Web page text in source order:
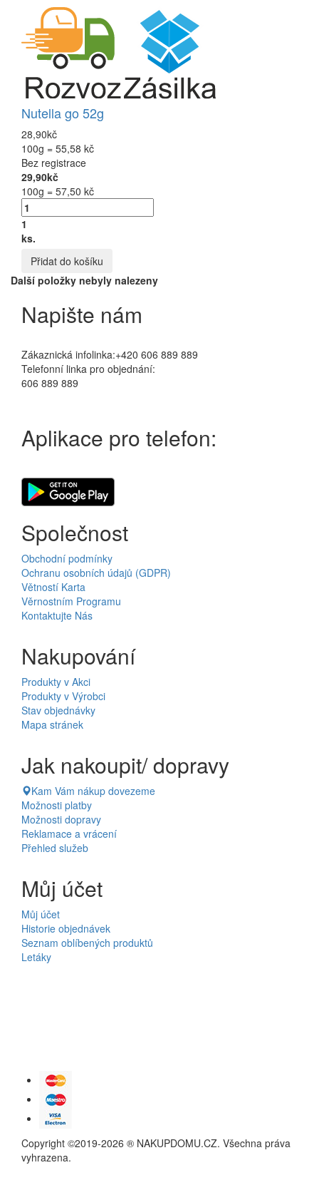
Nutella go 52g
28,90kč
100g = 55,58 kč
Bez registrace
29,90kč
100g = 57,50 kč
1
ks.
Přidat do košíku
Další položky nebyly nalezeny
Napište nám
Zákaznická infolinka:+420 606 889 889
Telefonní linka pro objednání:
606 889 889
Aplikace pro telefon:
Společnost
Obchodní podmínky
Ochranu osobních údajů (GDPR)
Větností Karta
Věrnostním Programu
Kontaktujte Nás
Nakupování
Produkty v Akci
Produkty v Výrobci
Stav objednávky
Mapa stránek
Jak nakoupit/ dopravy
Kam Vám nákup dovezeme
Možnosti platby
Možnosti dopravy
Reklamace a vrácení
Přehled služeb
Můj účet
Můj účet
Historie objednávek
Seznam oblíbených produktů
Letáky
Copyright ©2019-2026 ® NAKUPDOMU.CZ. Všechna práva
vyhrazena.